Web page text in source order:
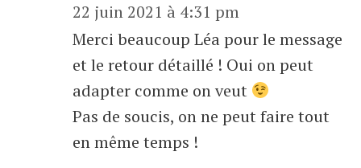
22 juin 2021 à 4:31 pm
Merci beaucoup Léa pour le message
et le retour détaillé ! Oui on peut
adapter comme on veut
Pas de soucis, on ne peut faire tout
en même temps !